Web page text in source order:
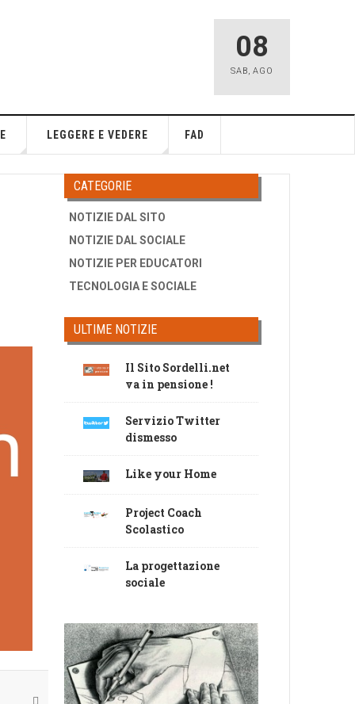
08
SAB, AGO
LEGGERE E VEDERE FAD
CATEGORIE
NOTIZIE DAL SITO
NOTIZIE DAL SOCIALE
NOTIZIE PER EDUCATORI
TECNOLOGIA E SOCIALE
ULTIME NOTIZIE
Il Sito Sordelli.net
va in pensione !
Servizio Twitter
dismesso
Like your Home
Project Coach
Scolastico
La progettazione
sociale